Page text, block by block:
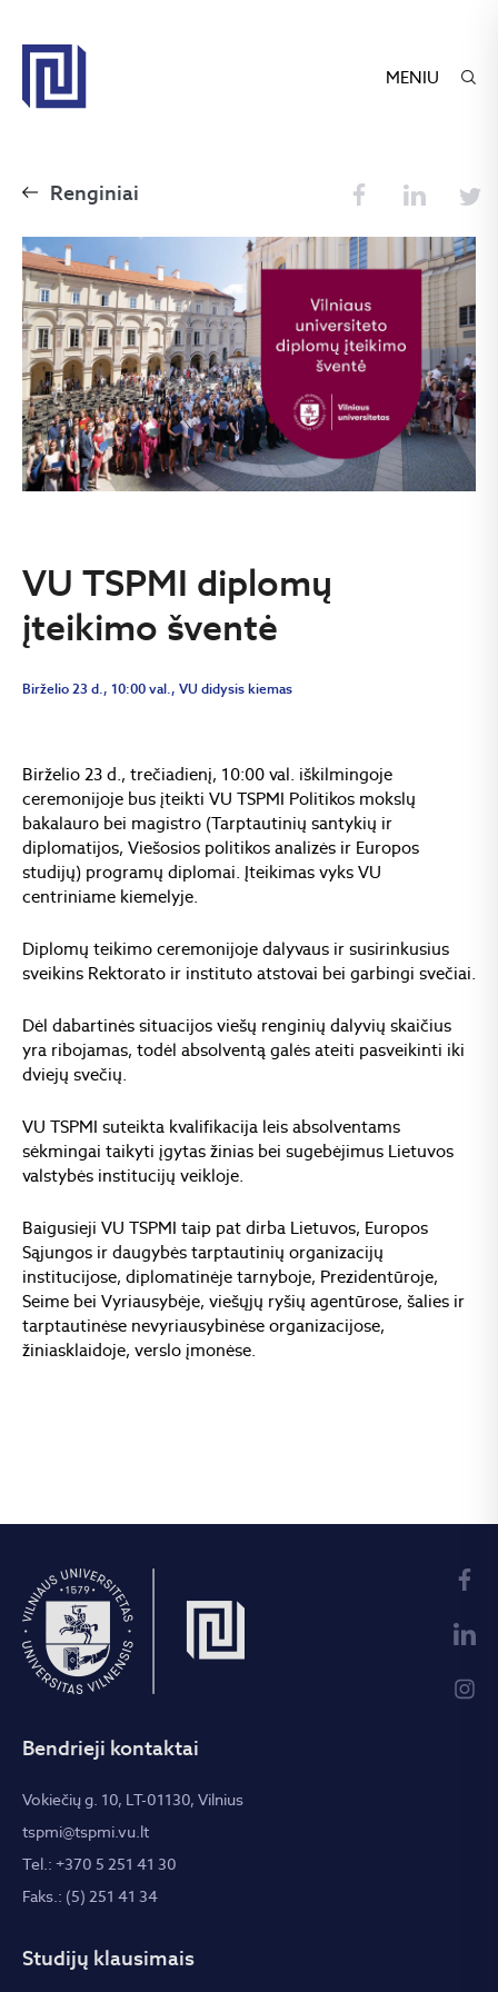
MENIU
Renginiai
VU TSPMI diplomų
įteikimo šventė
Birželio 23 d., 10:00 val., VU didysis kiemas
Birželio 23 d., trečiadienį, 10:00 val. iškilmingoje
ceremonijoje bus įteikti VU TSPMI Politikos mokslų
bakalauro bei magistro (Tarptautinių santykių ir
diplomatijos, Viešosios politikos analizės ir Europos
studijų) programų diplomai. Įteikimas vyks VU
centriniame kiemelyje.
Diplomų teikimo ceremonijoje dalyvaus ir susirinkusius
sveikins Rektorato ir instituto atstovai bei garbingi svečiai.
Dėl dabartinės situacijos viešų renginių dalyvių skaičius
yra ribojamas, todėl absolventą galės ateiti pasveikinti iki
dviejų svečių.
VU TSPMI suteikta kvalifikacija leis absolventams
sėkmingai taikyti įgytas žinias bei sugebėjimus Lietuvos
valstybės institucijų veikloje.
Baigusieji VU TSPMI taip pat dirba Lietuvos, Europos
Sąjungos ir daugybės tarptautinių organizacijų
institucijose, diplomatinėje tarnyboje, Prezidentūroje,
Seime bei Vyriausybėje, viešųjų ryšių agentūrose, šalies ir
tarptautinėse nevyriausybinėse organizacijose,
žiniasklaidoje, verslo įmonėse.
Bendrieji kontaktai
Vokiečių g. 10, LT-01130, Vilnius
tspmi@tspmi.vu.lt
Tel.: +370 5 251 41 30
Faks.: (5) 251 41 34
Studijų klausimais